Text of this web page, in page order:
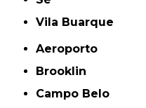
Vila Buarque
Aeroporto
Brooklin
Campo Belo